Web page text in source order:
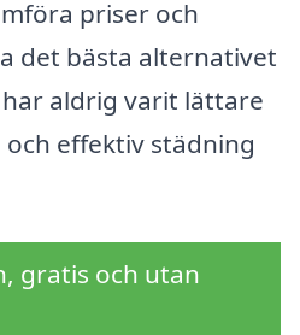
priser och
det bästa alternativet
aldrig varit lättare
effektiv städning
gratis och utan